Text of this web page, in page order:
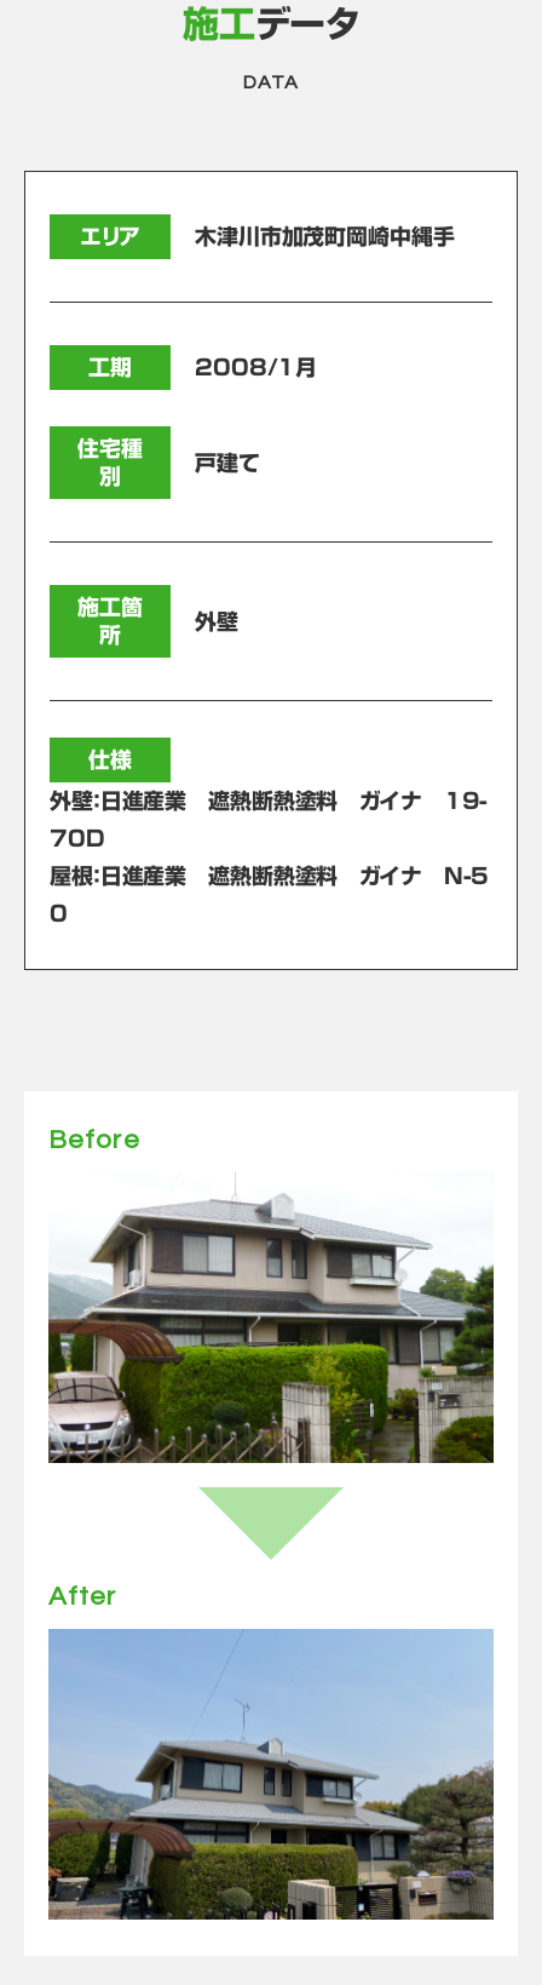
施工データ
DATA
エリア 木津川市加茂町岡崎中縄手
工期 2008/1月
住宅種
別
戸建て
施工箇
所
外壁
仕様
外壁：日進産業 遮熱断熱塗料 ガイナ 19-
70D
屋根：日進産業 遮熱断熱塗料 ガイナ N-5
0
Before
After